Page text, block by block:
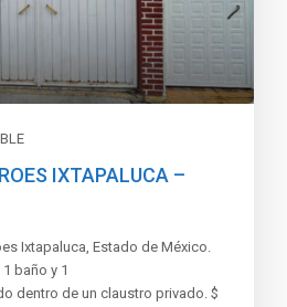
IXTAPALUCA –
Ixtapaluca, Estado de México.
1 baño y 1
dentro de un claustro privado. $